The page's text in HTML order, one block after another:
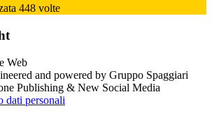
448 volte
and powered by Gruppo Spaggiari
Publishing & New Social Media
dati personali